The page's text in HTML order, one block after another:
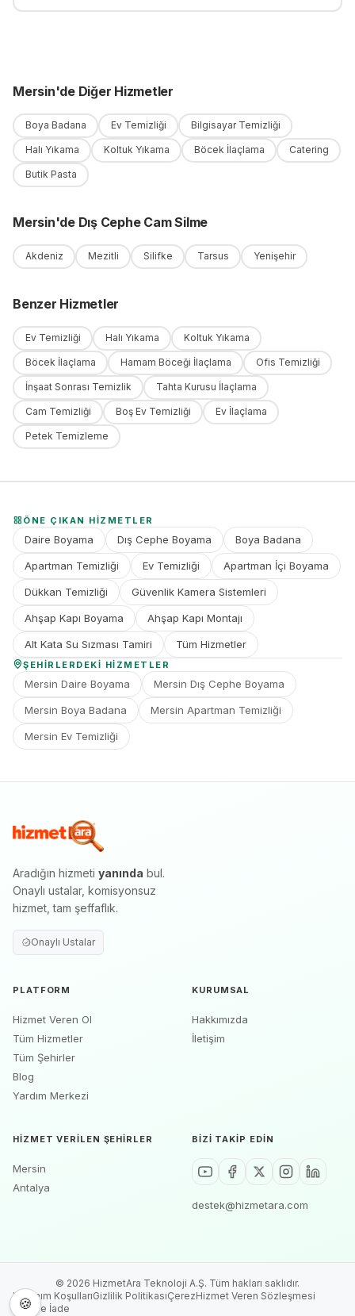
Mersin'deDiğer Hizmetler
Boya Badana Ev Temizliği Bilgisayar Temizliği
Halı Yıkama Koltuk Yıkama Böcek İlaçlama Catering
Butik Pasta
Mersin'de Dış Cephe Cam Silme
Akdeniz Mezitli Silifke Tarsus Yenişehir
Benzer Hizmetler
Ev Temizliği Halı Yıkama Koltuk Yıkama
Böcek İlaçlama Hamam Böceği İlaçlama Ofis Temizliği
İnşaat Sonrası Temizlik Tahta Kurusu İlaçlama
Cam Temizliği Boş Ev Temizliği Ev İlaçlama
Petek Temizleme
ÖNE ÇIKAN HIZMETLER
Daire Boyama Dış Cephe Boyama Boya Badana
Apartman Temizliği Ev Temizliği Apartman İçi Boyama
Dükkan Temizliği Güvenlik Kamera Sistemleri
Ahşap Kapı Boyama Ahşap Kapı Montajı
Alt Kata Su Sızması Tamiri Tüm Hizmetler
ŞEHIRLERDEKI HIZMETLER
Mersin Daire Boyama Mersin Dış Cephe Boyama
Mersin Boya Badana Mersin Apartman Temizliği
Mersin Ev Temizliği
Aradığın hizmeti yanında bul.
Onaylı ustalar, komisyonsuz
hizmet, tam şeffaflık.
Onaylı Ustalar
PLATFORM
Hizmet Veren Ol
Tüm Hizmetler
Tüm Şehirler
Blog
Yardım Merkezi
KURUMSAL
Hakkımızda
İletişim
HIZMET VERILEN ŞEHIRLER
Mersin
Antalya
BIZI TAKIP EDIN
destek@hizmetara.com
© 2026 HizmetAra Teknoloji A.Ş. Tüm hakları saklıdır.
Kullanım KoşullarıGizlilik PolitikasıÇerezHizmet Veren Sözleşmesi
İptal ve İade
🍪